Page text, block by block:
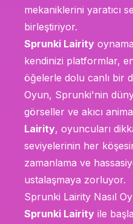
mekaniklerini yaratıcı
birleştiriyor.
Sprunki Lairity
kendinizi platformlar,
öğelerle dolu canlı bir
Oyun, Sprunki'nin
görseller ve akıcı
Lairity, oyuncuları
seviyelerinin her
zamanlama ve
ustalaşmaya zorluyor.
Sprunki Lairity Nasıl
Sprunki Lairity ile